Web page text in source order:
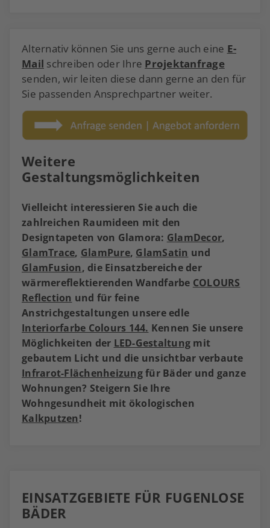
Alternativ können Sie uns gerne auch eine E-
Mail schreiben oder Ihre Projektanfrage
senden, wir leiten diese dann gerne an den für
Sie passenden Ansprechpartner weiter.
Weitere
Gestaltungsmöglichkeiten
Vielleicht interessieren Sie auch die
zahlreichen Raumideen mit den
Designtapeten von Glamora: GlamDecor,
GlamTrace, GlamPure, GlamSatin und
GlamFusion, die Einsatzbereiche der
wärmereflektierenden Wandfarbe COLOURS
Reflection und für feine
Anstrichgestaltungen unsere edle
Interiorfarbe Colours 144. Kennen Sie unsere
Möglichkeiten der LED-Gestaltung mit
gebautem Licht und die unsichtbar verbaute
Infrarot-Flächenheizungfür Bäder und ganze
Wohnungen? Steigern Sie Ihre
Wohngesundheit mit ökologischen
Kalkputzen!
EINSATZGEBIETE FÜR FUGENLOSE
BÄDER